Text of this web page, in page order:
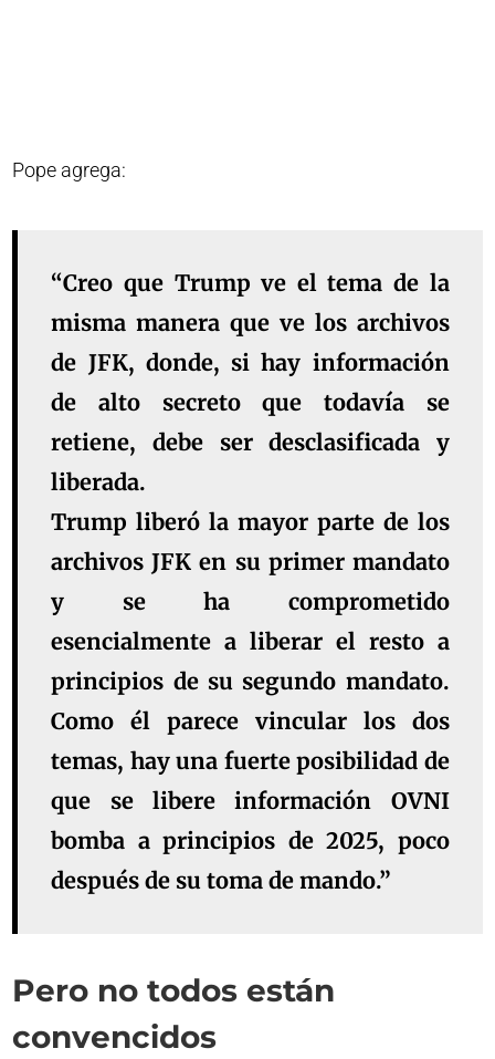
Pope agrega:
“Creo que Trump ve el tema de la
misma manera que ve los archivos
de JFK, donde, si hay información
de alto secreto que todavía se
retiene, debe ser desclasificada y
liberada.
Trump liberó la mayor parte de los
archivos JFK en su primer mandato
y se ha comprometido
esencialmente a liberar el resto a
principios de su segundo mandato.
Como él parece vincular los dos
temas, hay una fuerte posibilidad de
que se libere información OVNI
bomba a principios de 2025, poco
después de su toma de mando.”
Pero no todos están
convencidos